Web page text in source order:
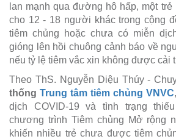
lan mạnh qua đường hô hấp, một
cho 12 - 18 người khác trong cộng
tiêm chủng hoặc chưa có miễn
gióng lên hồi chuông cảnh báo về
nếu tỷ lệ tiêm vắc xin không được cải
Theo ThS. Nguyễn Diệu Thúy -
thống Trung tâm tiêm chủng VNVC
dịch COVID-19 và tình trạng
chương trình Tiêm chủng Mở rộng
khiến nhiều trẻ chưa được tiêm